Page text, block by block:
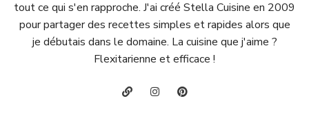
tout ce qui s'en rapproche. J'ai créé Stella Cuisine en 2009
pour partager des recettes simples et rapides alors que
je débutais dans le domaine. La cuisine que j'aime ?
Flexitarienne et efficace !